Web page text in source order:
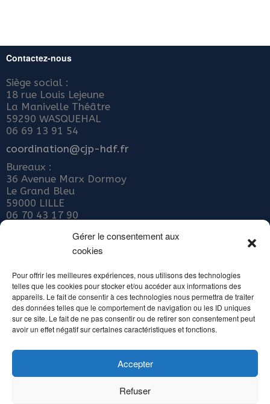
Gérer le consentement aux
cookies
Pour offrir les meilleures expériences, nous utilisons des technologies
telles que les cookies pour stocker et/ou accéder aux informations des
appareils. Le fait de consentir à ces technologies nous permettra de traiter
des données telles que le comportement de navigation ou les ID uniques
sur ce site. Le fait de ne pas consentir ou de retirer son consentement peut
avoir un effet négatif sur certaines caractéristiques et fonctions.
Accepter
Refuser
Contactez-nous
Siège social :
18 rue Louis Lejeune
La Manivelle Théâtre
59290 WASQUEHAL
06 69 13 91 54
coordination@cjp-hdf.fr
Bureaux :
36 Avenue Marx Dormoy
Le Grand Bleu
59000 LILLE
06 70 43 17 90
ADHÉRER AU COLLECTIF JEUNE PUBLIC
Inscrivez votre email ci-dessous
Alternative: